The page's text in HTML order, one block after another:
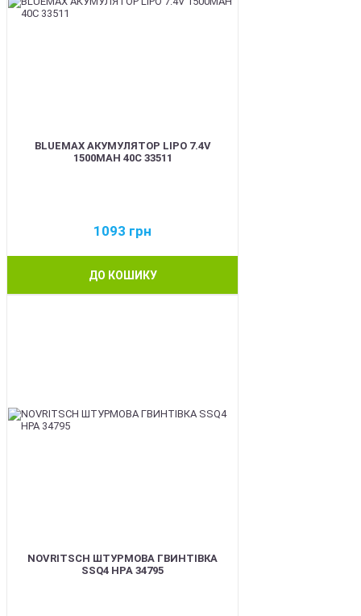
BLUEMAX АКУМУЛЯТОР LIPO 7.4V
1500MAH 40C 33511
1093 грн
ДО КОШИКУ
NOVRITSCH ШТУРМОВА ГВИНТІВКА
SSQ4 HPA 34795